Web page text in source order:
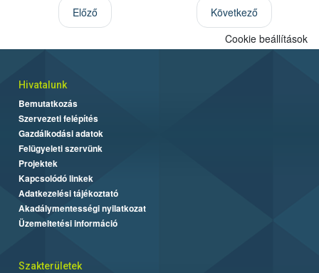
Előző
Következő
Cookie beállítások
Hivatalunk
Bemutatkozás
Szervezeti felépítés
Gazdálkodási adatok
Felügyeleti szervünk
Projektek
Kapcsolódó linkek
Adatkezelési tájékoztató
Akadálymentességi nyilatkozat
Üzemeltetési információ
Szakterületek